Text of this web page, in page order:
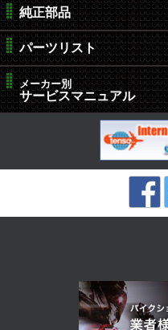
純正部品
パーツリスト
メーカー別
サービスマニュアル